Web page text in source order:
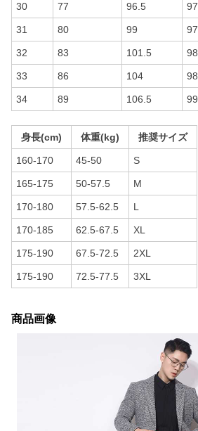
30 77 96.5 97
31 80 99 97
32 83 101.5 98
33 86 104 98
34 89 106.5 99
身長(cm) 体重(kg) 推奨サイズ
160-170 45-50 S
165-175 50-57.5 M
170-180 57.5-62.5 L
170-185 62.5-67.5 XL
175-190 67.5-72.5 2XL
175-190 72.5-77.5 3XL
商品画像